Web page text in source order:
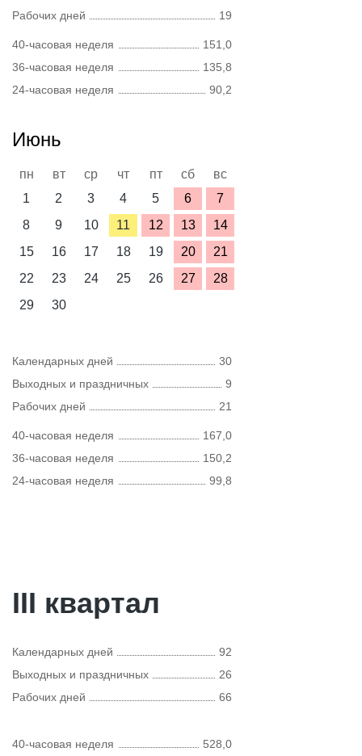
Рабочих дней
19
40-часовая неделя
151,0
36-часовая неделя
135,8
24-часовая неделя
90,2
Июнь
пн вт ср чт пт сб
вс
1
2 3 4 5 6
7
8
9 10 11 12 13
14
15
16 17 18 19 20
21
22
23 24 25 26 27
28
29
30
Календарных дней
30
Выходных и праздничных
9
Рабочих дней
21
40-часовая неделя
167,0
36-часовая неделя
150,2
24-часовая неделя
99,8
III квартал
Календарных дней
92
Выходных и праздничных
26
Рабочих дней
66
40-часовая неделя 528,0